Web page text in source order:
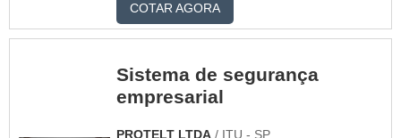
procurar por empresa
sistema de segurança 24
líder do mercado. Cotando
no marketplace Soluções
COTAR AGORA
Sistema de segurança
empresarial
PROTELT LTDA/ ITU - SP